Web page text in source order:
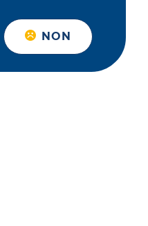
NON